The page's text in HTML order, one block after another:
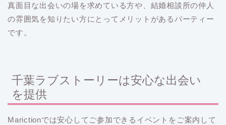
真面目な出会いの場を求めている方や、結婚相談所の仲人
の雰囲気を知りたい方にとってメリットがあるパーティー
です。
千葉ラブストーリーは安心な出会い
を提供
Marictionでは安心してご参加できるイベントをご案内して